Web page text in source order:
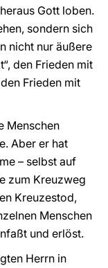
Gott loben.
sondern sich
nicht nur äußere
den Frieden mit
Frieden mit
Menschen
Aber er hat
– selbst auf
zum Kreuzweg
Kreuzestod,
Menschen
und erlöst.
Herrn in